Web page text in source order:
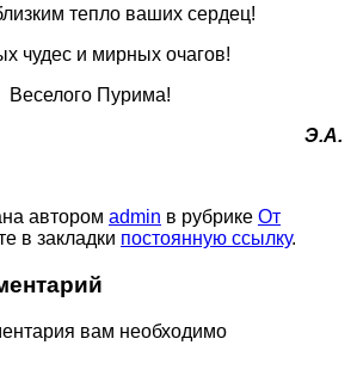
тепло ваших сердец!
чудес и мирных очагов!
Веселого Пурима!
Э.А.
автором admin в рубрике От
в закладки постоянную ссылку.
вам необходимо